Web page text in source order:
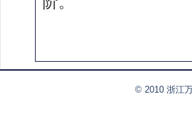
© 2010 浙江